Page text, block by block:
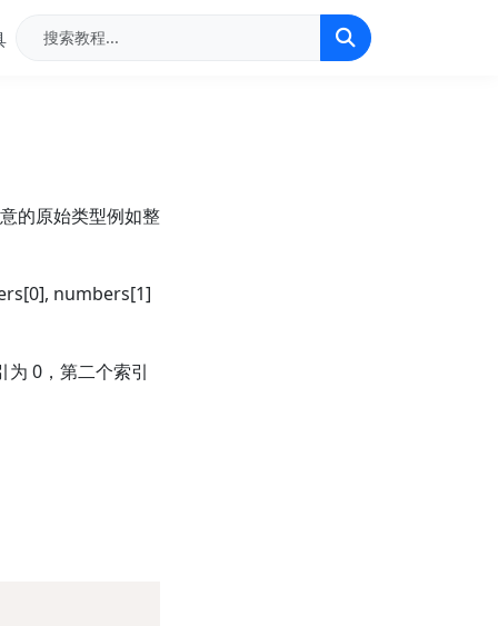
的原始类型例如整
numbers[1]
0，第二个索引